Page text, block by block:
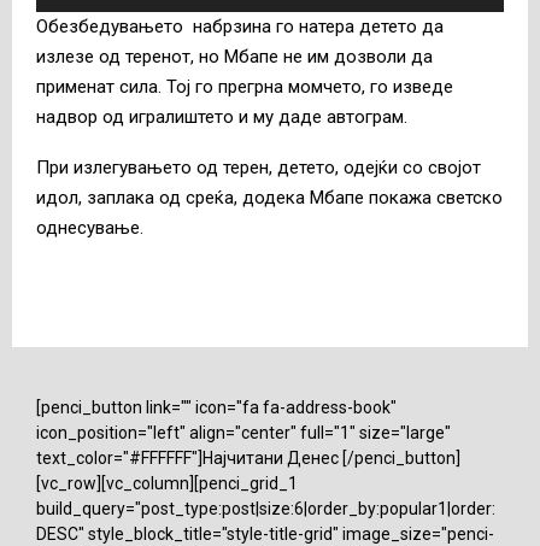
е
р
Обезбедувањето набрзина го натера детето да
излезе од теренот, но Мбапе не им дозволи да
применат сила. Тој го прегрна момчето, го изведе
надвор од игралиштето и му даде автограм.
При излегувањето од терен, детето, одејќи со својот
идол, заплака од среќа, додека Мбапе покажа светско
однесување.
[penci_button link="" icon="fa fa-address-book"
icon_position="left" align="center" full="1" size="large"
text_color="#FFFFFF"]Најчитани Денес [/penci_button]
[vc_row][vc_column][penci_grid_1
build_query="post_type:post|size:6|order_by:popular1|order:
DESC" style_block_title="style-title-grid" image_size="penci-